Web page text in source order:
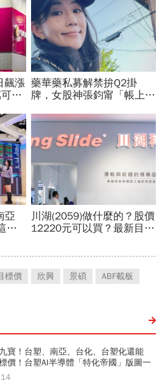
標價 欣興 景碩 ABF載板
寶！台塑、南亞、台化、台塑化還能
價！台塑AI半導體「特化帝國」版圖一